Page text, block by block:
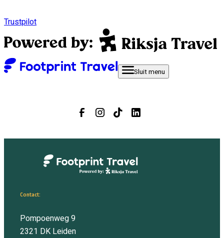
Trustpilot
Sluitmenu
Contact:
Pompoenweg 9
2321 DK Leiden